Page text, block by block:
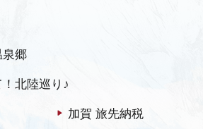
泉郷
北陸巡り♪
加賀 旅先納税